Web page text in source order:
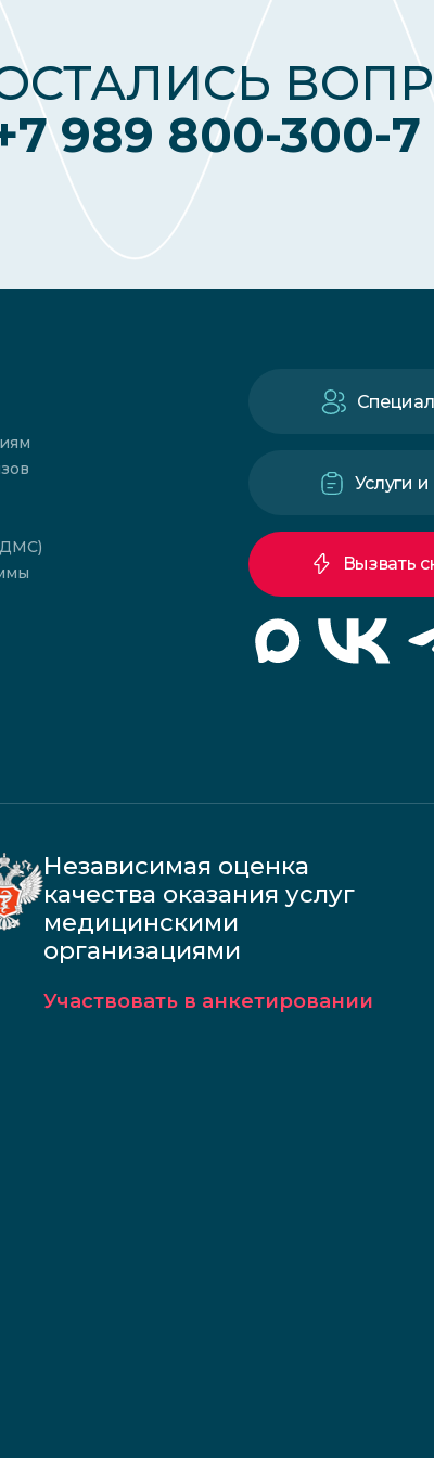
989 800-300-7
Услуги
Вызвать
Независимая оценка
качества оказания услуг
медицинскими
организациями
Участвовать в анкетировании